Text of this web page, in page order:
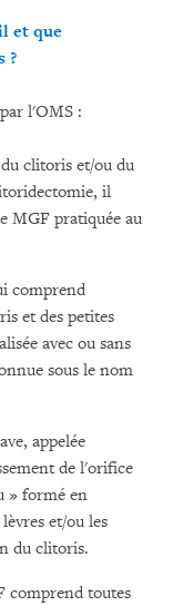
et que
?
l'OMS :
clitoris et/ou du
il
MGF pratiquée au
comprend
et des petites
avec ou sans
sous le nom
appelée
de l'orifice
» formé en
et/ou les
du clitoris.
comprend toutes